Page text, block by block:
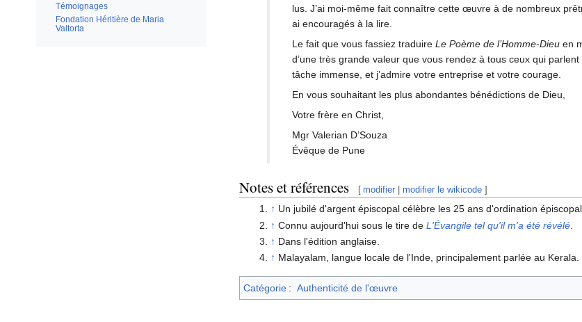
Témoignages
Fondation Héritière de Maria
Valtorta
lus. J’ai moi-même fait connaître cette œuvre à de nombreux
ai encouragés à la lire.
Le fait que vous fassiez traduire Le Poème de l’Homme-Dieu en
d’une très grande valeur que vous rendez à tous ceux qui parlent
tâche immense, et j’admire votre entreprise et votre courage.
En vous souhaitant les plus abondantes bénédictions de Dieu,
Votre frère en Christ,
Mgr Valerian D’Souza
Évêque de Pune
Notes et références [ modifier |modifier le wikicode ]
↑ Un jubilé d'argent épiscopal célèbre les 25 ans d'ordination
↑ Connu aujourd'hui sous le tire de L'Évangile tel qu'il m'a été révélé.
↑ Dans l'édition anglaise.
↑ Malayalam, langue locale de l'Inde, principalement parlée au Kerala.
Catégorie : Authenticité de l'œuvre